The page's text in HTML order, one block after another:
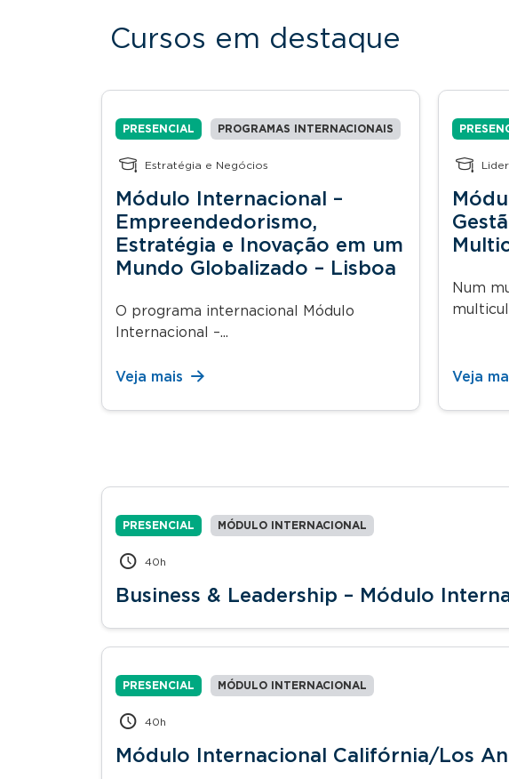
Cursos em destaque
PRESENCIAL PROGRAMAS INTERNACIONAIS
Estratégia e Negócios
Módulo Internacional –
Empreendedorismo,
Estratégia e Inovação em um
Mundo Globalizado – Lisboa
O programa internacional Módulo
Internacional –...
Veja mais
Num
Veja
PRESENCIAL MÓDULO INTERNACIONAL
40h
Business & Leadership – Módulo
PRESENCIAL MÓDULO INTERNACIONAL
40h
Módulo Internacional Califórnia/Los